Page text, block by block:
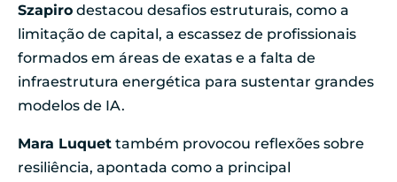
Szapiro destacou desafios estruturais, como a
limitação de capital, a escassez de profissionais
formados em áreas de exatas e a falta de
infraestrutura energética para sustentar grandes
modelos de IA.
Mara Luquet também provocou reflexões sobre
resiliência, apontada como a principal